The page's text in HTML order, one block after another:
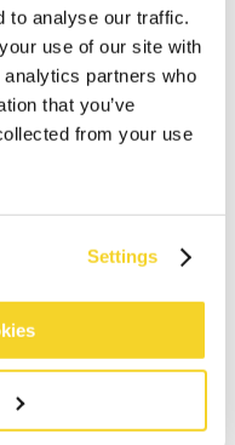
to analyse our traffic.
use of our site with
partners who
that you’ve
from your use
Settings
über 50€